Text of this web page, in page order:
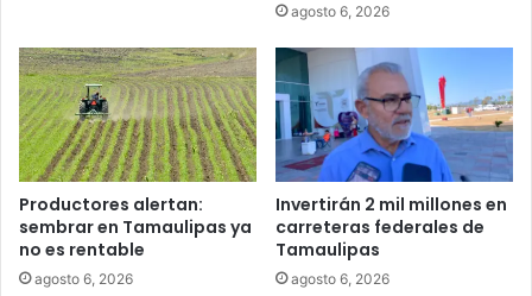
agosto 6, 2026
Productores alertan:
sembrar en Tamaulipas ya
no es rentable
agosto 6, 2026
Invertirán 2 mil millones en
carreteras federales de
Tamaulipas
agosto 6, 2026